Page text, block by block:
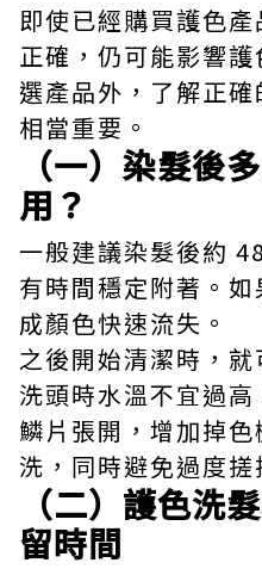
即使已經購買護色
正確，仍可能影響
選產品外，了解正
相當重要。
（一）染髮後
用？
一般建議染髮後約
有時間穩定附著。
成顏色快速流失。
之後開始清潔時，就
洗頭時水溫不宜過
鱗片張開，增加掉
洗，同時避免過度搓
（二）護色洗
留時間